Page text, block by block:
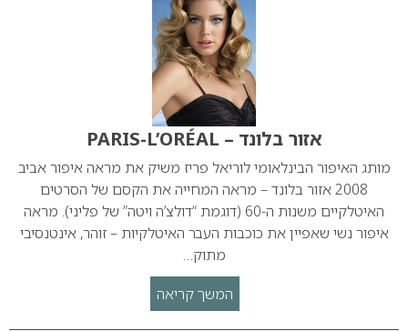
אזור בלונד – PARIS-L’ORÉAL
מותג האיפור הבינלאומי לוריאל פריז משיק את מראה איפור אביב
2008 אזור בלונד – מראה המחייה את הקסם של הסרטים
האיטלקיים משנות ה-60 (דוגמת “דולצ’ה ויטה” של פליני). מראה
איפור נשי שאפיין את כוכבות העבר האיטלקיות – זוהר, אינטנסיבי
מתוק…
המשך קריאה